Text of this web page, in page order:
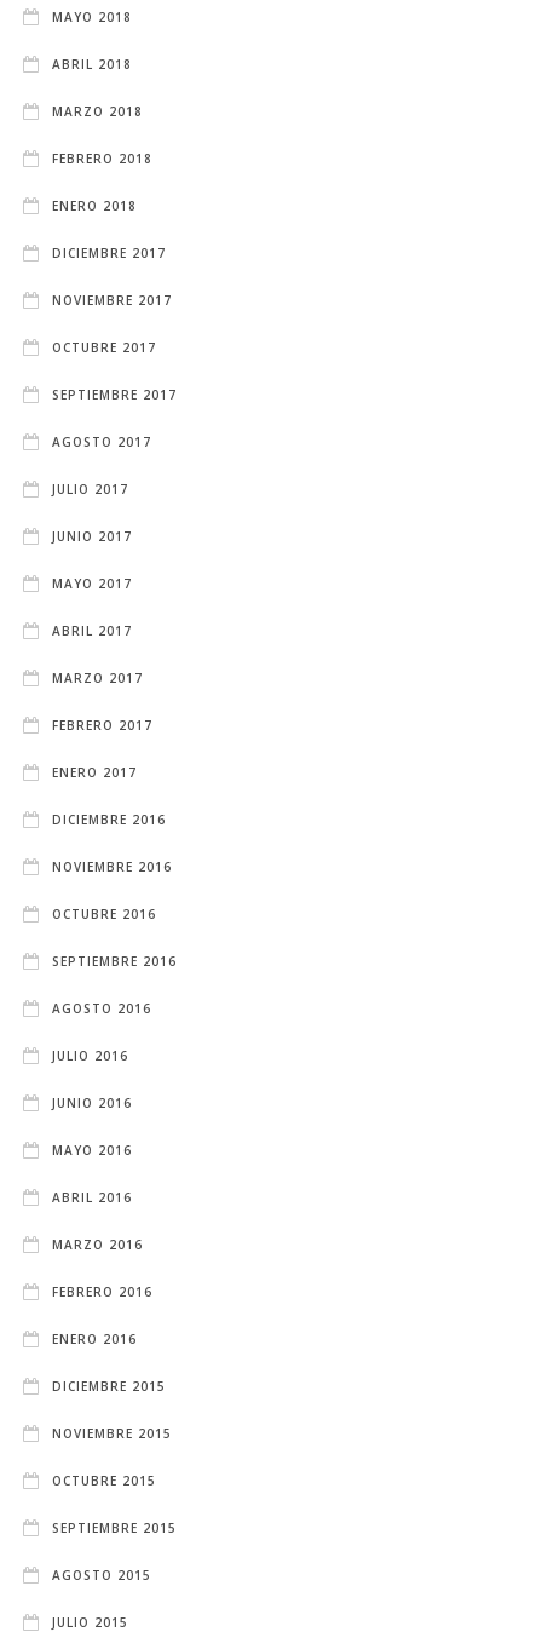
MAYO 2018
ABRIL 2018
MARZO 2018
FEBRERO 2018
ENERO 2018
DICIEMBRE 2017
NOVIEMBRE 2017
OCTUBRE 2017
SEPTIEMBRE 2017
AGOSTO 2017
JULIO 2017
JUNIO 2017
MAYO 2017
ABRIL 2017
MARZO 2017
FEBRERO 2017
ENERO 2017
DICIEMBRE 2016
NOVIEMBRE 2016
OCTUBRE 2016
SEPTIEMBRE 2016
AGOSTO 2016
JULIO 2016
JUNIO 2016
MAYO 2016
ABRIL 2016
MARZO 2016
FEBRERO 2016
ENERO 2016
DICIEMBRE 2015
NOVIEMBRE 2015
OCTUBRE 2015
SEPTIEMBRE 2015
AGOSTO 2015
JULIO 2015